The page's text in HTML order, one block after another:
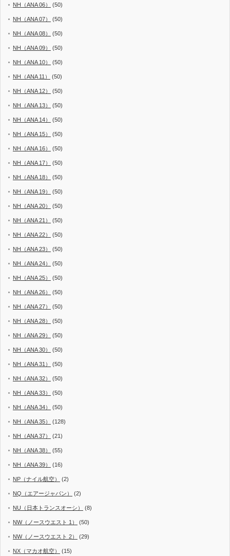
NH（ANA 06） (50)
NH（ANA 07） (50)
NH（ANA 08） (50)
NH（ANA 09） (50)
NH（ANA 10） (50)
NH（ANA 11） (50)
NH（ANA 12） (50)
NH（ANA 13） (50)
NH（ANA 14） (50)
NH（ANA 15） (50)
NH（ANA 16） (50)
NH（ANA 17） (50)
NH（ANA 18） (50)
NH（ANA 19） (50)
NH（ANA 20） (50)
NH（ANA 21） (50)
NH（ANA 22） (50)
NH（ANA 23） (50)
NH（ANA 24） (50)
NH（ANA 25） (50)
NH（ANA 26） (50)
NH（ANA 27） (50)
NH（ANA 28） (50)
NH（ANA 29） (50)
NH（ANA 30） (50)
NH（ANA 31） (50)
NH（ANA 32） (50)
NH（ANA 33） (50)
NH（ANA 34） (50)
NH（ANA 35） (128)
NH（ANA 37） (21)
NH（ANA 38） (55)
NH（ANA 39） (16)
NP（ナイル航空） (2)
NQ（エアージャパン） (2)
NU（日本トランスオーシ） (8)
NW（ノースウエスト 1） (50)
NW（ノースウエスト 2） (29)
NX（マカオ航空） (15)